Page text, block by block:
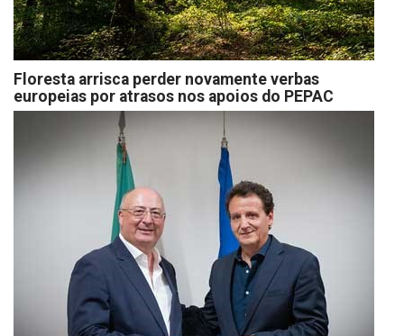
Floresta arrisca perder novamente verbas
europeias por atrasos nos apoios do PEPAC